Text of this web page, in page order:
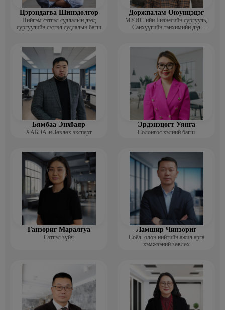
Цэрэндагва Шинэдолгор
Нийгэм сэтгэл судлалын дээд
сургуулийн сэтгэл судлалын багш
Доржпалам Оюунцэцэг
МУИС-ийн Бизнесийн сургууль,
Санхүүгийн тэнхимийн дэд
Бямбаа Энхбаяр
ХАБЭА-н Зөвлөх эксперт
Эрдэнэцогт Уянга
Солонгос хэлний багш
Ганзориг Маралгуа
Сэтгэл зүйч
Ламшир Чинзориг
Соёл, олон нийтийн ажил арга
хэмжээний зөвлөх